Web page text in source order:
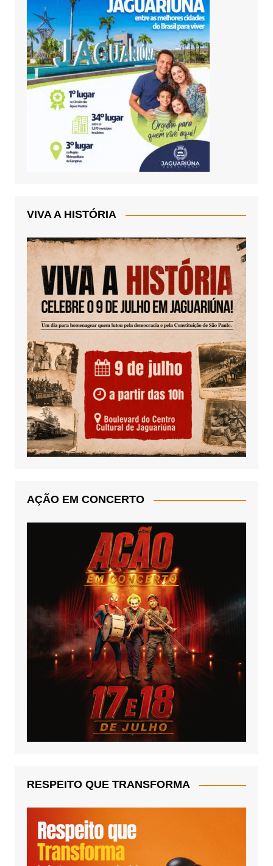
VIVA A HISTÓRIA
AÇÃO EM CONCERTO
RESPEITO QUE TRANSFORMA